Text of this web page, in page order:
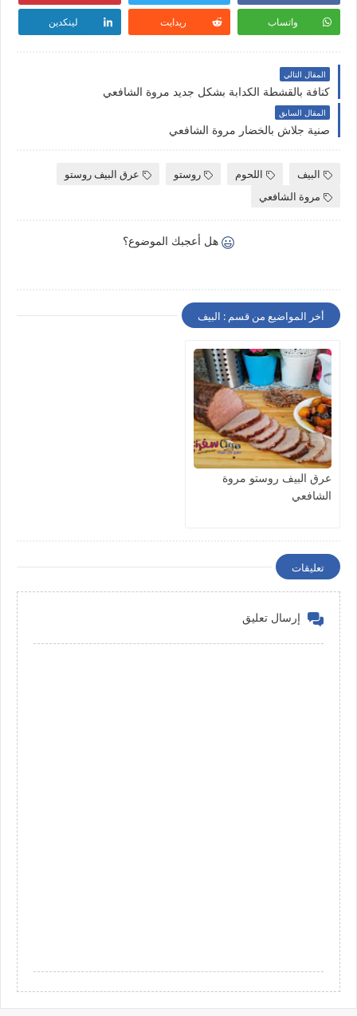
واتساب ريدايت لينكدين
المقال التالي
كنافة بالقشطة الكدابة بشكل جديد مروة الشافعي
المقال السابق
صنية جلاش بالخضار مروة الشافعي
البيف اللحوم روستو
عرق البيف روستو
مروة الشافعي
هل أعجبك الموضوع؟
أخر المواضيع من قسم : البيف
عرق البيف روستو مروة
الشافعي
تعليقات
إرسال تعليق